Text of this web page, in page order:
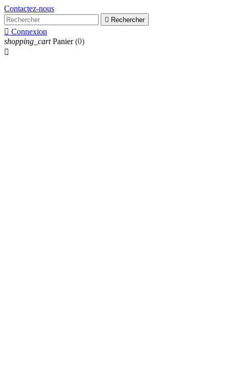
Contactez-nous
 Rechercher
 Connexion
shopping_cart Panier (0)
